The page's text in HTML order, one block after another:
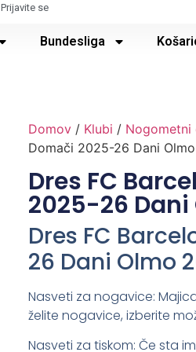
Prijavite se
Bundesliga
Domov / Klubi / Nogometni
Domači 2025-26 Dani
Dres FC
2025-26 Dani
Dres FC
26 Dani Olmo
Nasveti za nogavice:
želite nogavice, izberite
Nasveti za tiskom: Če sta